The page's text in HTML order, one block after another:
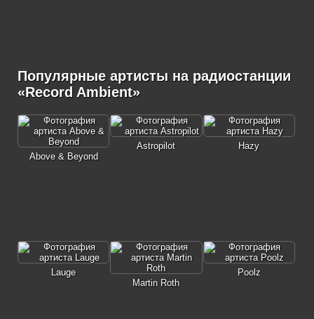
Популярные артисты на радиостанции
«Record Ambient»
Above & Beyond
Astropilot Hazy
Lauge
Martin Roth
Poolz